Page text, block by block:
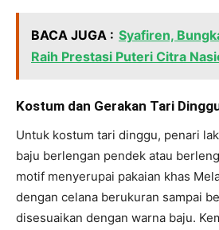
BACA JUGA : Syafiren,
Raih Prestasi Puteri Citra
Kostum dan Gerakan Tari
Untuk kostum tari dinggu, penari
baju berlengan pendek atau
motif menyerupai pakaian khas
dengan celana berukuran sampai
disesuaikan dengan warna baju.